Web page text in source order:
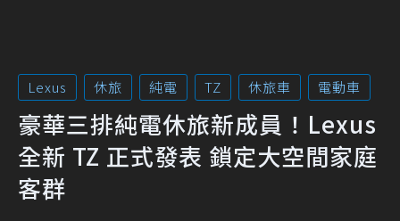
Lexus 休旅 純電 TZ 休旅車 電動車
豪華三排純電休旅新成員！Lexus
全新 TZ 正式發表 鎖定大空間家庭
客群